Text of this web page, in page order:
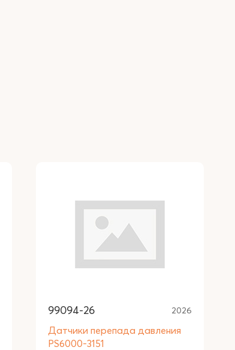
99094-26 2026
Датчики перепада давления
PS6000-3151